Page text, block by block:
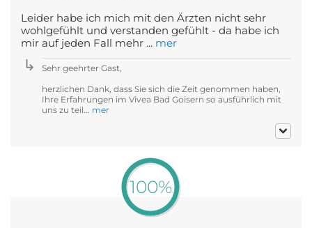
Leider habe ich mich mit den Ärzten nicht sehr
wohlgefühlt und verstanden gefühlt - da habe ich
mir auf jeden Fall mehr ... mer
Sehr geehrter Gast,
herzlichen Dank, dass Sie sich die Zeit genommen haben,
Ihre Erfahrungen im Vivea Bad Goisern so ausführlich mit
uns zu teil... mer
100%